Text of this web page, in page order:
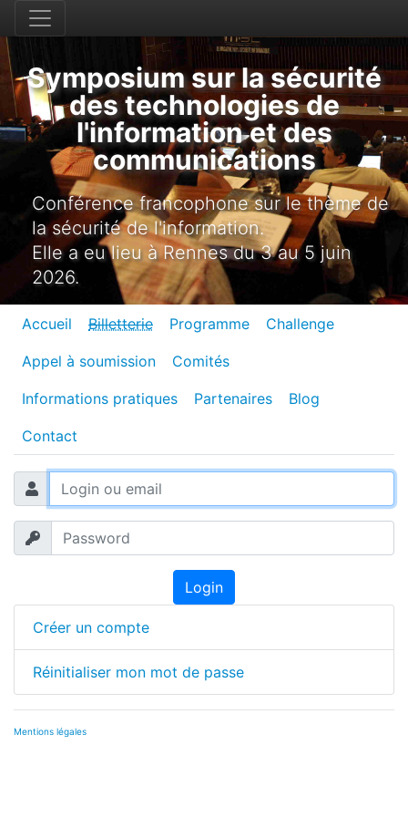
Symposium sur la sécurité
des technologies de
l'information et des
communications
Conférence francophone sur le thème de
la sécurité de l'information.
Elle a eu lieu à Rennes du 3 au 5 juin
2026.
Accueil Billetterie Programme Challenge
Appel à soumission Comités
Informations pratiques Partenaires Blog
Contact
Login
Créer un compte
Réinitialiser mon mot de passe
Mentions légales